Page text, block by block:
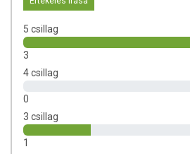
Betegség esetén használatát beszélje
Kisgyermektől elzárva tartandó!
5 csillag
3
4 csillag
0
3 csillag
1